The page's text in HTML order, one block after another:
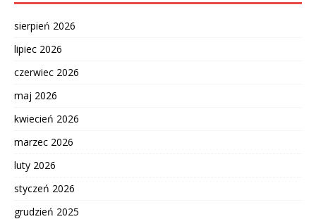
sierpień 2026
lipiec 2026
czerwiec 2026
maj 2026
kwiecień 2026
marzec 2026
luty 2026
styczeń 2026
grudzień 2025